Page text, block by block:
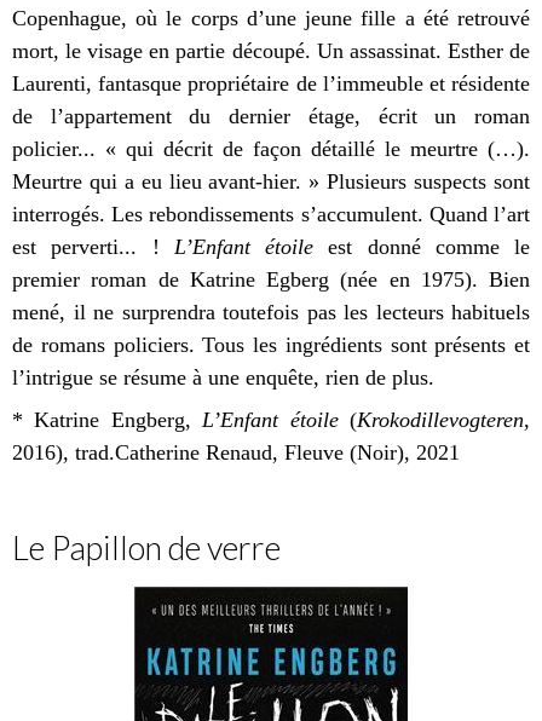
Copenhague, où le corps d’une jeune fille a été retrouvé
mort, le visage en partie découpé. Un assassinat. Esther de
Laurenti, fantasque propriétaire de l’immeuble et résidente
de l’appartement du dernier étage, écrit un roman
policier... « qui décrit de façon détaillé le meurtre (…).
Meurtre qui a eu lieu avant-hier. » Plusieurs suspects sont
interrogés. Les rebondissements s’accumulent. Quand l’art
est perverti... ! L’Enfant étoile est donné comme le
premier roman de Katrine Egberg (née en 1975). Bien
mené, il ne surprendra toutefois pas les lecteurs habituels
de romans policiers. Tous les ingrédients sont présents et
l’intrigue se résume à une enquête, rien de plus.
* Katrine Engberg,L’Enfant étoile(Krokodillevogteren,
2016), trad.Catherine Renaud, Fleuve (Noir), 2021
Le Papillon de verre